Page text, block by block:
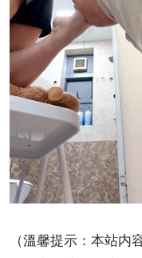
（溫馨提示：本站